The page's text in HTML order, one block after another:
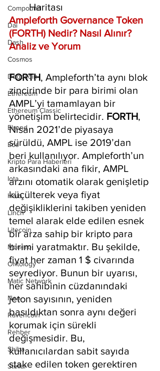
Compound
Dai
Dash
Cosmos
Dogecoin
Ethereum
Ethereum Classic
Elrond
Eos
Kripto Para Haberleri
Iota
Holo
Linch
Litecoin
Monero
Ontology
Matic Network
Neo
Ravencoin
Rehber
Shiba
Stellar
Haritası
Ampleforth Governance Token
(FORTH) Nedir? Nasıl Alınır?
Analiz ve Yorum
FORTH, Ampleforth’ta aynı blok
zincirinde bir para birimi olan
AMPL’yi tamamlayan bir
yönetişim belirtecidir. FORTH,
Nisan 2021’de piyasaya
sürüldü, AMPL ise 2019’dan
beri kullanılıyor. Ampleforth’un
arkasındaki ana fikir, AMPL
arzını otomatik olarak genişletip
küçülterek veya fiyat
değişikliklerini takiben yeniden
temel alarak elde edilen esnek
bir arza sahip bir kripto para
birimi yaratmaktır. Bu şekilde,
fiyat her zaman 1 $ civarında
seyrediyor. Bunun bir uyarısı,
her sahibinin cüzdanındaki
jeton sayısının, yeniden
basıldıktan sonra aynı değeri
korumak için sürekli
değişmesidir. Bu,
kullanıcılardan sabit sayıda
stake edilen token gerektiren